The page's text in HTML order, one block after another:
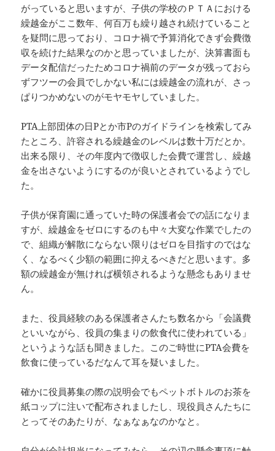
がっていると思いますが、子供の学校のＰＴＡにおける
繰越金がここ数年、何百万も繰り越され続けていること
を疑問に思っており、コロナ禍で予算消化できず会費徴
収を続けた結果なのかと思っていましたが、決算書面も
データ配信だったためコロナ禍前のデータが残っておら
ずフツーの会員でしかない私には繰越金の流れが、さっ
ぱりつかめないのがモヤモヤしていました。
PTA上部団体の日Pとか市Pのガイドラインを検索してみ
たところ、許容される繰越金のレベルは数十万だとか。
出来る限り、その年度内で徴収した会費で運営し、繰越
金を出さないようにするのが良いとされているようでし
た。
子供が保育園に通っていた時の保護者会での話になりま
すが、繰越金をゼロにするのも中々大変な作業でしたの
で、組織が解散にならない限りはゼロを目指すのではな
く、なるべく少額の範囲に抑えるべきだと思います。多
額の繰越金が無ければ横領されるような懸念もありませ
ん。
また、役員経験のある保護者さんたち数名から「会議費
といいながら、役員の集まりの飲食代に使われている」
というような話も聞きました。このご時世にPTA会費を
飲食に使っているだなんて耳を疑いました。
確かに役員募集の際の説明会でもペットボトルのお茶を
紙コップに注いで配布されましたし、現役員さんたちに
とってそのあたりが、なぁなぁなのかなと。